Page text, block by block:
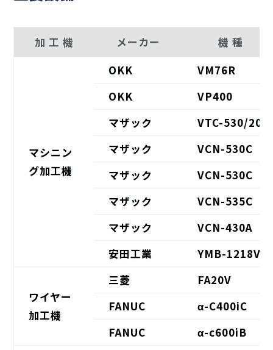
加 工 機 メーカー 機 種
マシニン
グ加工機
OKK
VM76R
OKK
VP400
マザック
VTC-530/20
マザック
VCN-530C
マザック
VCN-530C
マザック
VCN-535C
マザック
VCN-430A
安田工業
YMB-1218V
ワイヤー
加工機
三菱
FA20V
FANUC
α-C400iC
FANUC
α-c600iB